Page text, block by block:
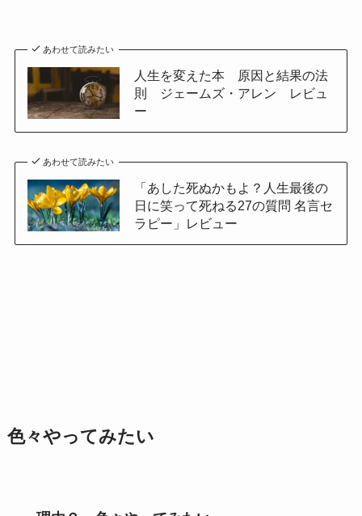
あわせて読みたい
人生を変えた本 原因と結果の法
則 ジェームズ・アレン レビュ
ー
あわせて読みたい
「あした死ぬかもよ？人生最後の
日に笑って死ねる27の質問 名言セ
ラピー」レビュー
色々やってみたい